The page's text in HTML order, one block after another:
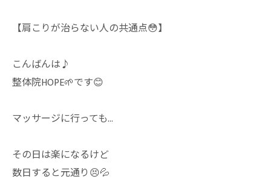
【肩こりが治らない人の共通点😳】
こんばんは♪
整体院HOPE🌱です😊
マッサージに行っても…
その日は楽になるけど
数日すると元通り😣💦